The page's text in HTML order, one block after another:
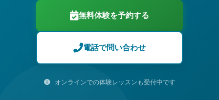
無料体験を予約する
電話で問い合わせ
オンラインでの体験レッスンも受付中です